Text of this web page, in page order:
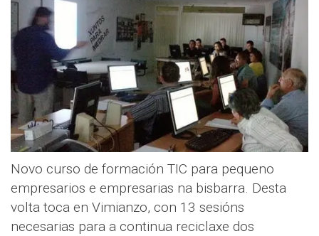
Novo curso de formación TIC para pequeno
empresarios e empresarias na bisbarra. Desta
volta toca en Vimianzo, con 13 sesións
necesarias para a continua reciclaxe dos